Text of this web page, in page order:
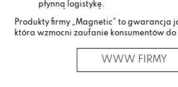
płynną logistykę.
Produkty firmy „Magnetic” to gwarancja
która wzmocni zaufanie konsumentów
WWW FIRMY